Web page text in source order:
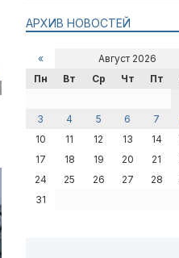
АРХИВ НОВОСТЕЙ
« Август 2026
Пн
Вт Ср Чт Пт
3
4 5 6 7
10
11 12 13 14
17
18 19 20 21
24
25 26 27 28
31